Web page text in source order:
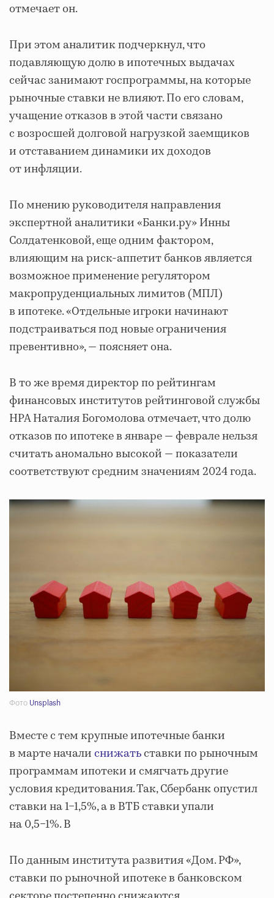
отмечает он.
При этом аналитик подчеркнул, что
подавляющую долю в ипотечных выдачах
сейчас занимают госпрограммы, на которые
рыночные ставки не влияют. По его словам,
учащение отказов в этой части связано
с возросшей долговой нагрузкой заемщиков
и отставанием динамики их доходов
от инфляции.
По мнению руководителя направления
экспертной аналитики «Банки.ру» Инны
Солдатенковой, еще одним фактором,
влияющим на риск-аппетит банков является
возможное применение регулятором
макропруденциальных лимитов (МПЛ)
в ипотеке. «Отдельные игроки начинают
подстраиваться под новые ограничения
превентивно», — поясняет она.
В то же время директор по рейтингам
финансовых институтов рейтинговой службы
НРА Наталия Богомолова отмечает, что долю
отказов по ипотеке в январе — феврале нельзя
считать аномально высокой — показатели
соответствуют средним значениям 2024 года.
Фото Unsplash
Вместе с тем крупные ипотечные банки
в марте началиснижатьставки по рыночным
программам ипотеки и смягчать другие
условия кредитования. Так, Сбербанк опустил
ставки на 1−1,5%, а в ВТБ ставки упали
на 0,5−1%. В
По данным института развития «Дом. РФ»,
ставки по рыночной ипотеке в банковском